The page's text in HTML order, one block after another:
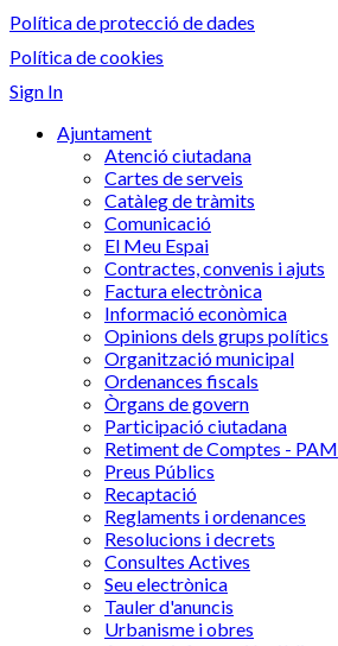
Política de protecció de dades
Política de cookies
Sign In
Ajuntament
Atenció ciutadana
Cartes de serveis
Catàleg de tràmits
Comunicació
El Meu Espai
Contractes, convenis i ajuts
Factura electrònica
Informació econòmica
Opinions dels grups polítics
Organització municipal
Ordenances fiscals
Òrgans de govern
Participació ciutadana
Retiment de Comptes - PAM
Preus Públics
Recaptació
Reglaments i ordenances
Resolucions i decrets
Consultes Actives
Seu electrònica
Tauler d'anuncis
Urbanisme i obres